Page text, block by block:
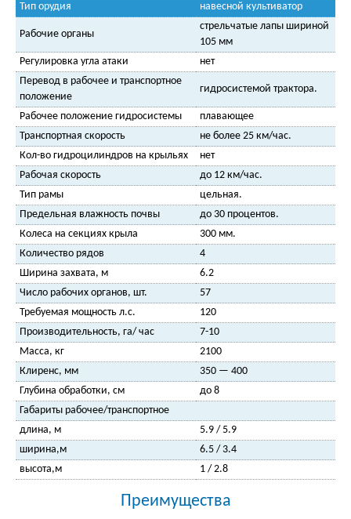
Тип орудия навесной культиватор
Рабочие органы
стрельчатые лапы шириной
105 мм
Регулировка угла атаки
нет
Перевод в рабочее и транспортное
положение
гидросистемой трактора.
Рабочее положение гидросистемы
плавающее
Транспортная скорость
не более 25 км/час.
Кол-во гидроцилиндров на крыльях
нет
Рабочая скорость
до 12 км/час.
Тип рамы
цельная.
Предельная влажность почвы
до 30 процентов.
Колеса на секциях крыла
300 мм.
Количество рядов
4
Ширина захвата, м
6.2
Число рабочих органов, шт.
57
Требуемая мощность л.с.
120
Производительность, га/ час
7-10
Масса, кг
2100
Клиренс, мм
350 — 400
Глубина обработки, см
до 8
Габариты рабочее/транспортное
длина, м
5.9 / 5.9
ширина,м
6.5 / 3.4
высота,м
1 / 2.8
Преимущества